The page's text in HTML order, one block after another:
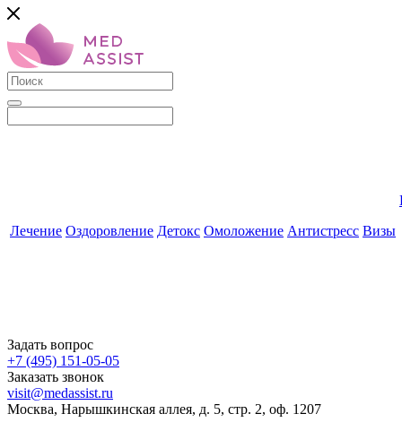
Лечение Оздоровление Детокс Омоложение Антистресс Визы
Задать вопрос
+7 (495) 151-05-05
Заказать звонок
visit@medassist.ru
Москва, Нарышкинская аллея, д. 5, стр. 2, оф. 1207